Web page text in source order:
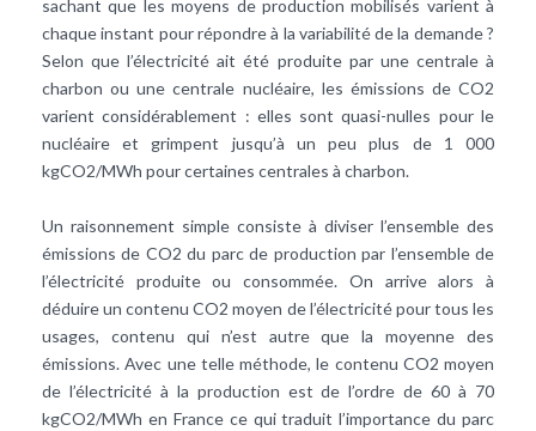
sachant que les moyens de production mobilisés varient à
chaque instant pour répondre à la variabilité de la demande ?
Selon que l’électricité ait été produite par une centrale à
charbon ou une centrale nucléaire, les émissions de CO2
varient considérablement : elles sont quasi-nulles pour le
nucléaire et grimpent jusqu’à un peu plus de 1 000
kgCO2/MWh pour certaines centrales à charbon.
Un raisonnement simple consiste à diviser l’ensemble des
émissions de CO2 du parc de production par l’ensemble de
l’électricité produite ou consommée. On arrive alors à
déduire un contenu CO2 moyen de l’électricité pour tous les
usages, contenu qui n’est autre que la moyenne des
émissions. Avec une telle méthode, le contenu CO2 moyen
de l’électricité à la production est de l’ordre de 60 à 70
kgCO2/MWh en France ce qui traduit l’importance du parc